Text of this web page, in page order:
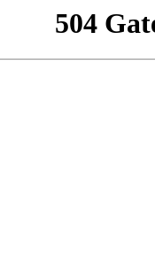
504